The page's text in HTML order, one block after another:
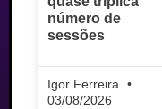
número de
sessões
Igor Ferreira
03/08/2026